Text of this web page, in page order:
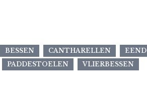
BESSEN CANTHARELLEN
EEND
PADDESTOELEN
VLIERBESSEN